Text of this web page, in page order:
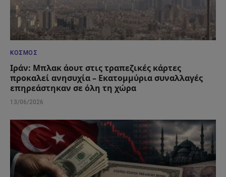
ΚΌΣΜΟΣ
Ιράν: Μπλακ άουτ στις τραπεζικές κάρτες
προκαλεί ανησυχία – Εκατομμύρια συναλλαγές
επηρεάστηκαν σε όλη τη χώρα
13/06/2026